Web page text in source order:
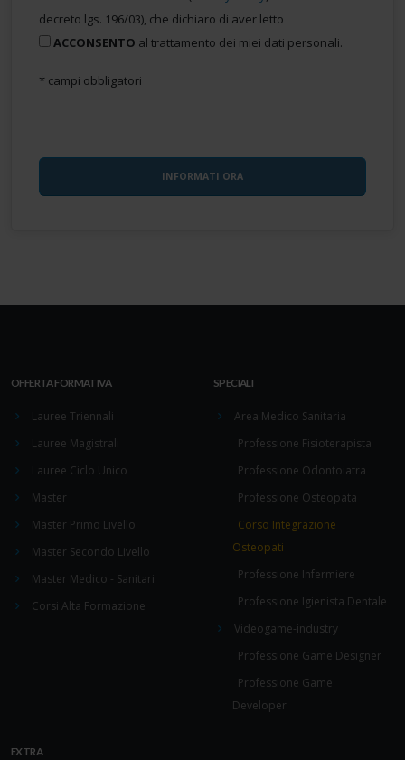
decreto lgs. 196/03), che dichiaro di aver letto
ACCONSENTO al trattamento dei miei dati personali.
* campi obbligatori
OFFERTA FORMATIVA
Lauree Triennali
Lauree Magistrali
Lauree Ciclo Unico
Master
Master Primo Livello
Master Secondo Livello
Master Medico - Sanitari
Corsi Alta Formazione
SPECIALI
Area Medico Sanitaria
Professione Fisioterapista
Professione Odontoiatra
Professione Osteopata
Corso Integrazione
Osteopati
Professione Infermiere
Professione Igienista Dentale
Videogame-industry
Professione Game Designer
Professione Game
Developer
EXTRA